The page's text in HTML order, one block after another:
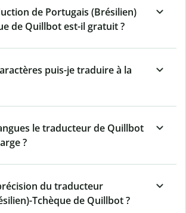
de Portugais (Brésilien)
de Quillbot est-il gratuit ?
puis-je traduire à la
le traducteur de Quillbot
?
du traducteur
Tchèque de Quillbot ?